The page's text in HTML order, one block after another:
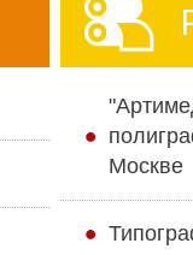
Москве